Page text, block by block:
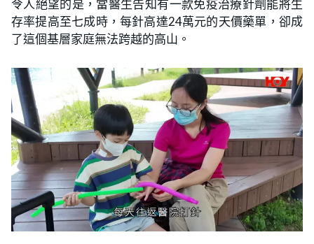
令人絕望的是，當醫生告知有一款免疫治療針劑能將生
存率提高至七成時，每針高達24萬元的天價藥單，卻成
了這個基層家庭無法跨越的高山。